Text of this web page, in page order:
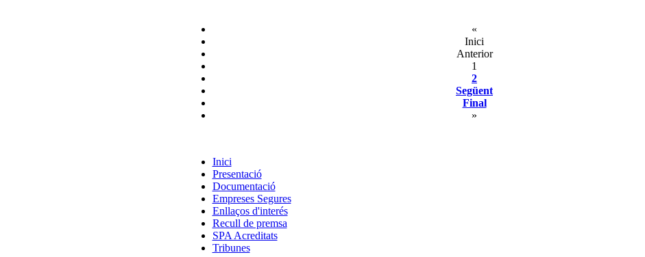
«
Inici
Anterior
1
2
Següent
Final
»
Inici
Presentació
Documentació
Empreses Segures
Enllaços d'interés
Recull de premsa
SPA Acreditats
Tribunes